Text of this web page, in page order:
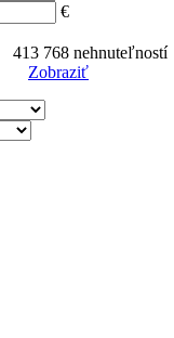
€
413 768nehnuteľností
Zobraziť